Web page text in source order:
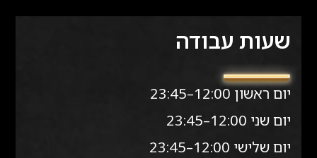
שעות עבודה
יום ראשון 12:00–23:45
יום שני 12:00–23:45
יום שלישי 12:00–23:45